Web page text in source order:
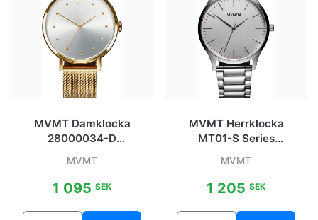
MVMT Damklocka
28000034-D
onat stål Ø36 mm
MVMT
1 095 SEK
MVMT Herrklocka
MT01-S Series
mm
MVMT
1 205 SEK